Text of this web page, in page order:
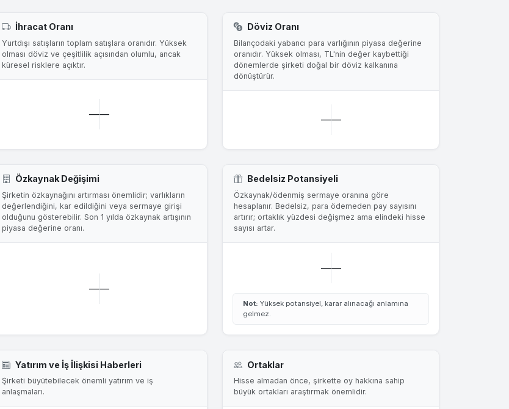
İhracat Oranı
Yurtdışı satışların toplam satışlara oranıdır. Yüksek
olması döviz ve çeşitlilik açısından olumlu, ancak
küresel risklere açıktır.
——
Döviz Oranı
Bilançodaki yabancı para varlığının piyasa değerine
oranıdır. Yüksek olması, TL'nin değer kaybettiği
dönemlerde şirketi doğal bir döviz kalkanına
dönüştürür.
——
Özkaynak Değişimi
Şirketin özkaynağını artırması önemlidir; varlıkların
değerlendiğini, kar edildiğini veya sermaye girişi
olduğunu gösterebilir. Son 1 yılda özkaynak artışının
piyasa değerine oranı.
——
Bedelsiz Potansiyeli
Özkaynak/ödenmiş sermaye oranına göre
hesaplanır. Bedelsiz, para ödemeden pay sayısını
artırır; ortaklık yüzdesi değişmez ama elindeki hisse
sayısı artar.
——
Not: Yüksek potansiyel, karar alınacağı anlamına
gelmez.
Yatırım ve İş İlişkisi Haberleri
Şirketi büyütebilecek önemli yatırım ve iş
anlaşmaları.
Ortaklar
Hisse almadan önce, şirkette oy hakkına sahip
büyük ortakları araştırmak önemlidir.